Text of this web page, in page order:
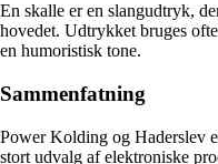
En skalle er en slangudtryk,
hovedet. Udtrykket bruges
en humoristisk tone.
Sammenfatning
Power Kolding og Haderslev
stort udvalg af elektroniske